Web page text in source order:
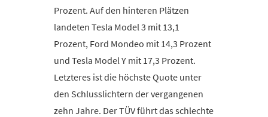
Prozent. Auf den hinteren Plätzen
landeten Tesla Model 3 mit 13,1
Prozent, Ford Mondeo mit 14,3 Prozent
und Tesla Model Y mit 17,3 Prozent.
Letzteres ist die höchste Quote unter
den Schlusslichtern der vergangenen
zehn Jahre. Der TÜV führt das schlechte